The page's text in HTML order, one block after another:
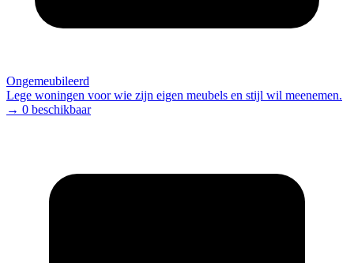
Ongemeubileerd
Lege woningen voor wie zijn eigen meubels en stijl wil meenemen.
→ 0 beschikbaar